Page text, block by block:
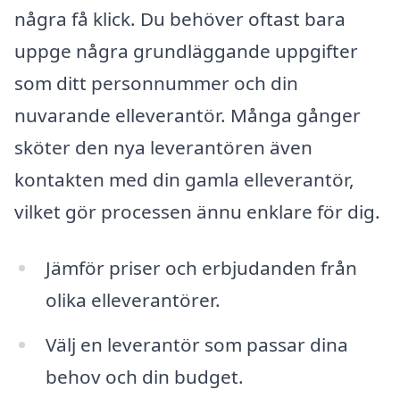
några få klick. Du behöver oftast bara
uppge några grundläggande uppgifter
som ditt personnummer och din
nuvarande elleverantör. Många gånger
sköter den nya leverantören även
kontakten med din gamla elleverantör,
vilket gör processen ännu enklare för dig.
Jämför priser och erbjudanden från
olika elleverantörer.
Välj en leverantör som passar dina
behov och din budget.